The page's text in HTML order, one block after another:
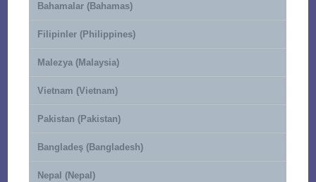
Bahamalar (Bahamas)
Filipinler (Philippines)
Malezya (Malaysia)
Vietnam (Vietnam)
Pakistan (Pakistan)
Bangladeş (Bangladesh)
Nepal (Nepal)